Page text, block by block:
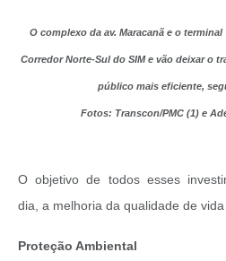
O complexo da av. Maracanã e o
Corredor Norte-Sul do SIM e vão deixar o
público mais eficiente,
Fotos: Transcon/PMC (1) e
O objetivo de todos esses
dia, a melhoria da qualidade de
Proteção Ambiental